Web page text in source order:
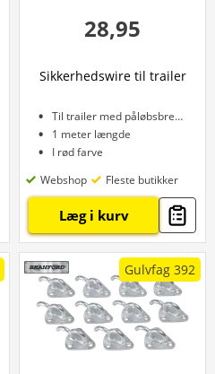
28,95
Sikkerhedswire til trailer
Til trailer med påløbsbremse
1 meter længde
I rød farve
Webshop
Fleste butikker
Læg i kurv
Gulvfag 392